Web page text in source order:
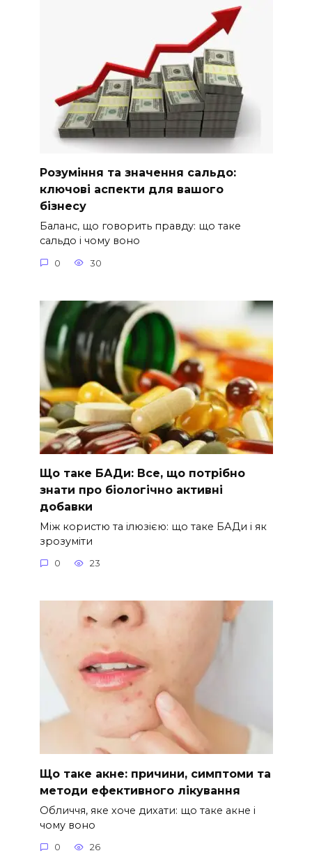
Розуміння та значення сальдо:
ключові аспекти для вашого
бізнесу
Баланс, що говорить правду: що таке
сальдо і чому воно
0 30
Що таке БАДи: Все, що потрібно
знати про біологічно активні
добавки
Між користю та ілюзією: що таке БАДи і як
зрозуміти
0 23
Що таке акне: причини, симптоми та
методи ефективного лікування
Обличчя, яке хоче дихати: що таке акне і
чому воно
0 26